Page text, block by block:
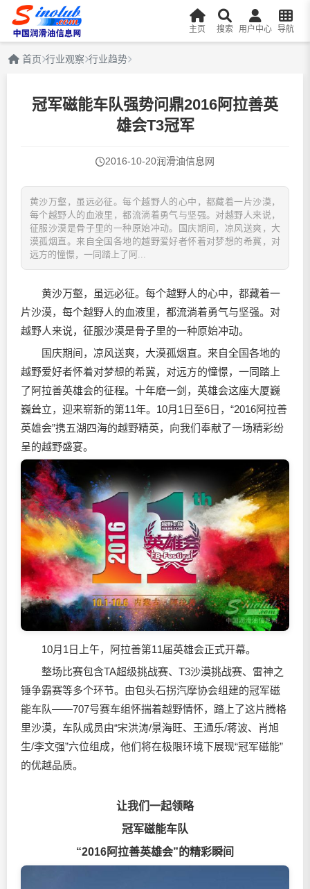
主页 搜索 用户中心 导航
首页 行业观察 行业趋势
冠军磁能车队强势问鼎2016阿拉善英
雄会T3冠军
2016-10-20润滑油信息网
黄沙万壑，虽远必征。每个越野人的心中，都藏着一片沙漠，
每个越野人的血液里，都流淌着勇气与坚强。对越野人来说，
征服沙漠是骨子里的一种原始冲动。国庆期间，凉风送爽，大
漠孤烟直。来自全国各地的越野爱好者怀着对梦想的希冀，对
远方的憧憬，一同踏上了阿...
黄沙万壑，虽远必征。每个越野人的心中，都藏着一
片沙漠，每个越野人的血液里，都流淌着勇气与坚强。对
越野人来说，征服沙漠是骨子里的一种原始冲动。
国庆期间，凉风送爽，大漠孤烟直。来自全国各地的
越野爱好者怀着对梦想的希冀，对远方的憧憬，一同踏上
了阿拉善英雄会的征程。十年磨一剑，英雄会这座大厦巍
巍耸立，迎来崭新的第11年。10月1日至6日，“2016阿拉善
英雄会”携五湖四海的越野精英，向我们奉献了一场精彩纷
呈的越野盛宴。
10月1日上午，阿拉善第11届英雄会正式开幕。
整场比赛包含TA超级挑战赛、T3沙漠挑战赛、雷神之
锤争霸赛等多个环节。由包头石拐汽摩协会组建的冠军磁
能车队——707号赛车组怀揣着越野情怀，踏上了这片腾格
里沙漠，车队成员由“宋洪涛/景海旺、王通乐/蒋波、肖旭
生/李文强”六位组成，他们将在极限环境下展现“冠军磁能”
的优越品质。
让我们一起领略
冠军磁能车队
“2016阿拉善英雄会”的精彩瞬间